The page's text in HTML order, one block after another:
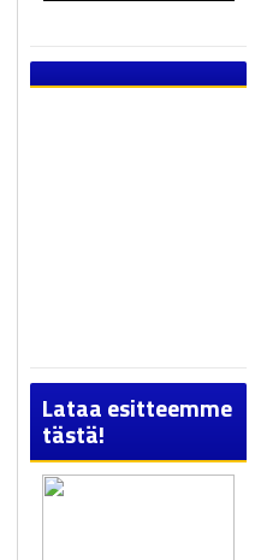
Lataa esitteemme
tästä!